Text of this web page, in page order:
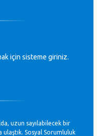
uzun sayılabilecek bir
ulaştık. Sosyal Sorumluluk
için sisteme giriniz.